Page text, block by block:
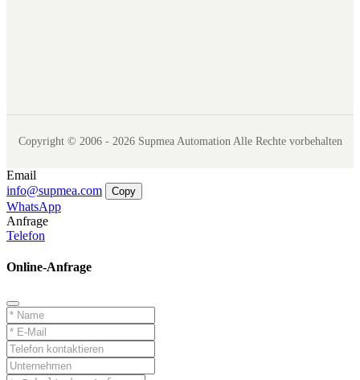
Copyright © 2006 - 2026 Supmea Automation Alle Rechte vorbehalten
Email
info@supmea.com
Copy
WhatsApp
Anfrage
Telefon
Online-Anfrage